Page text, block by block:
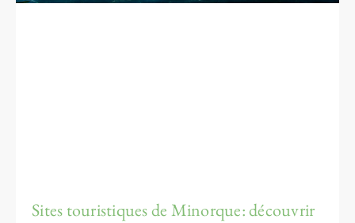
Sites touristiques de Minorque: découvrir